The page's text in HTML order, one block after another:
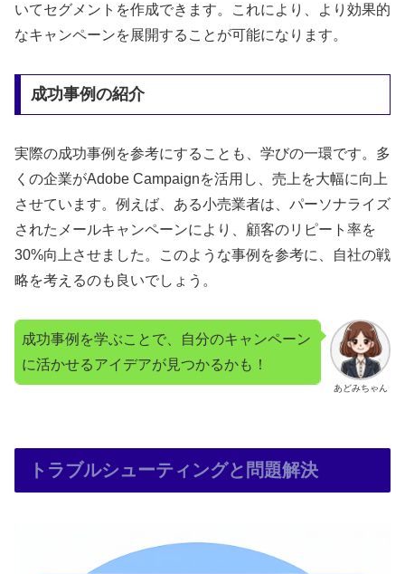
いてセグメントを作成できます。これにより、より効果的
なキャンペーンを展開することが可能になります。
成功事例の紹介
実際の成功事例を参考にすることも、学びの一環です。多
くの企業がAdobe Campaignを活用し、売上を大幅に向上
させています。例えば、ある小売業者は、パーソナライズ
されたメールキャンペーンにより、顧客のリピート率を
30%向上させました。このような事例を参考に、自社の戦
略を考えるのも良いでしょう。
あどみちゃん
成功事例を学ぶことで、自分のキャンペーン
に活かせるアイデアが見つかるかも！
トラブルシューティングと問題解決